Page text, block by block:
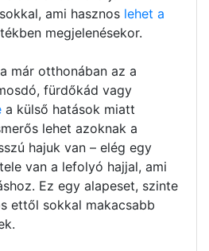
ami hasznos lehet a
megjelenésekor.
már otthonában az a
fürdőkád vagy
a külső hatások miatt
lehet azoknak a
hajuk van – elég egy
van a lefolyó hajjal, ami
Ez egy alapeset, szinte
ettől sokkal makacsabb